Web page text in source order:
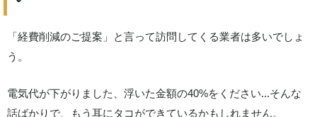
「経費削減のご提案」と言って訪問してくる業者は多いでしょ
う。
電気代が下がりました、浮いた金額の40%をください...そんな
話ばかりで、もう耳にタコができているかもしれません。